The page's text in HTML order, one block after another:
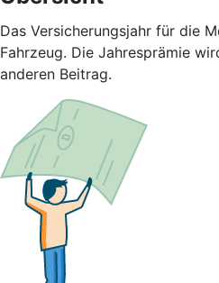
Das Versicherungsjahr für die
Fahrzeug. Die Jahresprämie
anderen Beitrag.